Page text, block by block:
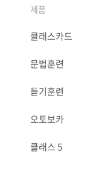
제품
클래스카드
문법훈련
듣기훈련
오토보카
클래스 5